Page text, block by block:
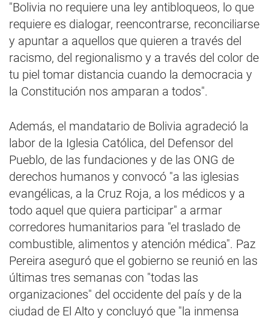
"Bolivia no requiere una ley antibloqueos, lo que
requiere es dialogar, reencontrarse, reconciliarse
y apuntar a aquellos que quieren a través del
racismo, del regionalismo y a través del color de
tu piel tomar distancia cuando la democracia y
la Constitución nos amparan a todos".
Además, el mandatario de Bolivia agradeció la
labor de la Iglesia Católica, del Defensor del
Pueblo, de las fundaciones y de las ONG de
derechos humanos y convocó "a las iglesias
evangélicas, a la Cruz Roja, a los médicos y a
todo aquel que quiera participar" a armar
corredores humanitarios para "el traslado de
combustible, alimentos y atención médica". Paz
Pereira aseguró que el gobierno se reunió en las
últimas tres semanas con "todas las
organizaciones" del occidente del país y de la
ciudad de El Alto y concluyó que "la inmensa